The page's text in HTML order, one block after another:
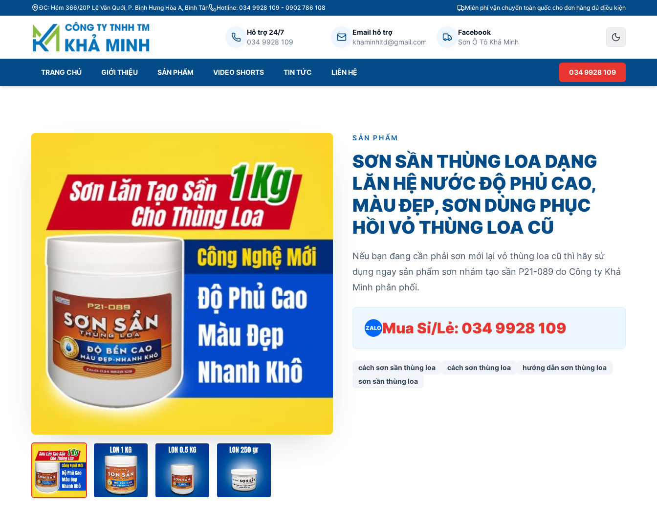
ĐC: Hẻm 366/20P Lê Văn Qưới, P. Bình Hưng Hòa A, Bình Tân Hotline: 034 9928 109 - 0902 786 108 Miễn phí vận chuyển toàn quốc cho đơn hàng đủ điều kiện
Hỗ trợ 24/7
034 9928 109
Email hỗ trợ
khaminhltd@gmail.com
Facebook
Sơn Ô Tô Khả Minh
TRANG CHỦ GIỚI THIỆU SẢN PHẨM VIDEO SHORTS TIN TỨC LIÊN HỆ 034 9928 109
SẢN PHẨM
SƠN SẦN THÙNG LOA DẠNG
LĂN HỆ NƯỚC ĐỘ PHỦ CAO,
MÀU ĐẸP, SƠN DÙNG PHỤC
HỒI VỎ THÙNG LOA CŨ
Nếu bạn đang cần phải sơn mới lại vỏ thùng loa cũ thì hãy sử
dụng ngay sản phẩm sơn nhám tạo sần P21-089 do Công ty Khả
Minh phân phối.
ZALO Mua Sỉ/Lẻ: 034 9928 109
cách sơn sần thùng loa cách sơn thùng loa
hướng dẫn sơn thùng loa
sơn sần thùng loa